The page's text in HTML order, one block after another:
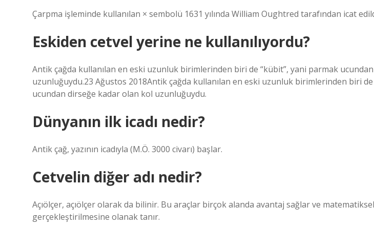
Çarpma işleminde kullanılan × sembolü 1631 yılında William Oughtred tarafından icat
Eskiden cetvel yerine ne kullanılıyordu?
Antik çağda kullanılan en eski uzunluk birimlerinden biri de “kübit”, yani parmak
uzunluğuydu.23 Ağustos 2018Antik çağda kullanılan en eski uzunluk birimlerinden biri
ucundan dirseğe kadar olan kol uzunluğuydu.
Dünyanın ilk icadı nedir?
Antik çağ, yazının icadıyla (M.Ö. 3000 civarı) başlar.
Cetvelin diğer adı nedir?
Açıölçer, açıölçer olarak da bilinir. Bu araçlar birçok alanda avantaj sağlar ve
gerçekleştirilmesine olanak tanır.